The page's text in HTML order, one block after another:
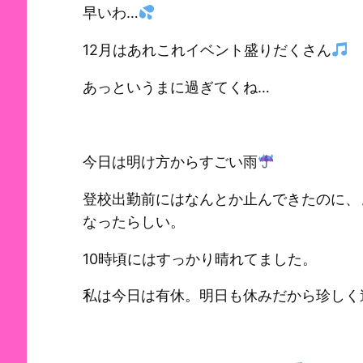
早いわ…
12月はあれこれイベント盛りだくさん
あっというまに過ぎてくね…
今日は明け方からすごい雨
登校出勤前にはなんとか止んできたのに
なったらしい。
10時頃にはすっかり晴れてました。
私は今日は有休。明日も休みだから珍し